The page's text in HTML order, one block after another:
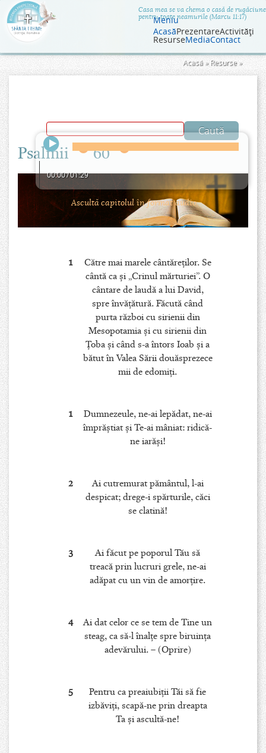
Jump to navigationCasa mea se va chema o casă de rugăciune
pentru toate neamurile (Marcu 11:17)
Meniu
AcasăPrezentareActivităţi
ResurseMediaContact
Eşti
aici
Acasă » Resurse»
Psalmii 60
00:00/01:29
Ascultă capitolul în format audio.
1
Către mai marele cântăreţilor. Se
cântă ca şi „Crinul mărturiei”. O
cântare de laudă a lui David,
spre învăţătură. Făcută când
purta război cu sirienii din
Mesopotamia şi cu sirienii din
Ţoba şi când s-a întors Ioab şi a
bătut în Valea Sării douăsprezece
mii de edomiţi.
1
Dumnezeule, ne-ai lepădat, ne-ai
împrăştiat şi Te-ai mâniat: ridică-
ne iarăşi!
2
Ai cutremurat pământul, l-ai
despicat; drege-i spărturile, căci
se clatină!
3
Ai făcut pe poporul Tău să
treacă prin lucruri grele, ne-ai
adăpat cu un vin de amorţire.
4
Ai dat celor ce se tem de Tine un
steag, ca să-l înalţe spre biruinţa
adevărului. – (Oprire)
5
Pentru ca preaiubiţii Tăi să fie
izbăviţi, scapă-ne prin dreapta
Ta şi ascultă-ne!